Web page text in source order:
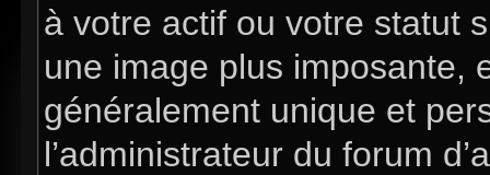
à votre actif ou votre statut
une image plus imposante,
généralement unique et
l’administrateur du forum